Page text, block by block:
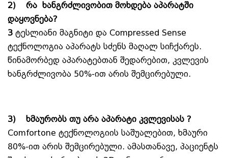
2) რა ხანგრძლივობით მოხდება აპარატში
დაყოვნება?
3 ტესლიანი მაგნიტი და Compressed Sense
ტექნოლოგია აპარატს სძენს მაღალ სიჩქარეს.
წინამორბედ აპარატებთან შედარებით, კვლევის
ხანგრძლივობა 50%-ით არის შემცირებული.
3) ხმაურობს თუ არა აპარატი კვლევისას ?
Comfortone ტექნოლოგიის საშუალებით, ხმაური
80%-ით არის შემცირებული. ამასთანავე, პაციენტს